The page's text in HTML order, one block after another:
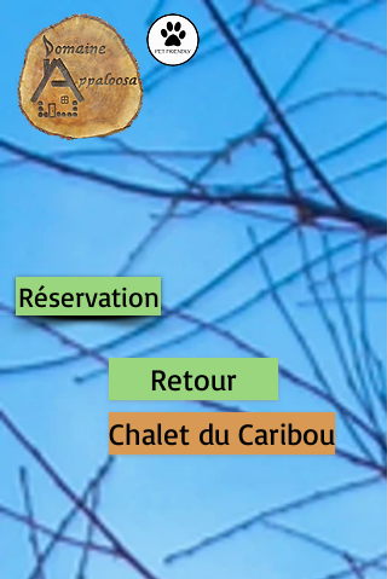
Réservation
Retour
Chalet du Caribou